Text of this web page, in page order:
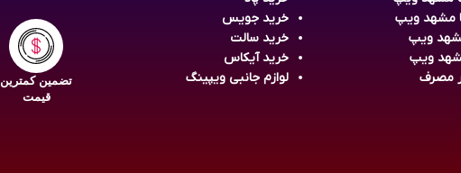
مشهد ویپ
ویپ
ویپ
مصرف
خرید جویس
خرید سالت
خرید آیکاس
لوازم جانبی ویپینگ
تضمین کمترین
قیمت